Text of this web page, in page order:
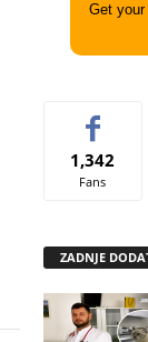
Get
1,342
Fans
ZADNJE